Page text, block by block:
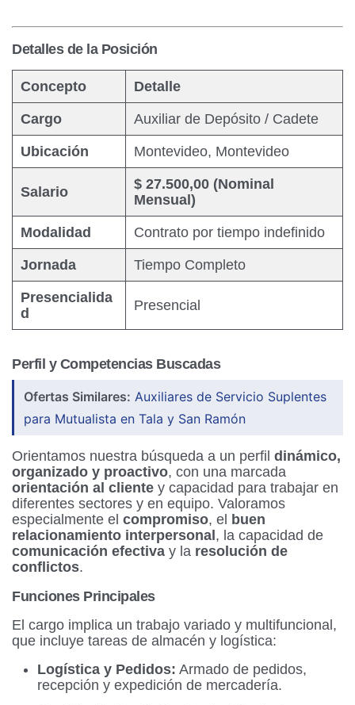
Detalles de la Posición
Concepto Detalle
Cargo Auxiliar de Depósito / Cadete
Ubicación Montevideo, Montevideo
Salario
$ 27.500,00 (Nominal
Mensual)
Modalidad Contrato por tiempo indefinido
Jornada Tiempo Completo
Presencialida
d
Presencial
Perfil y Competencias Buscadas
Ofertas Similares: Auxiliares de Servicio Suplentes
para Mutualista en Tala y San Ramón
Orientamos nuestra búsqueda a un perfil dinámico,
organizado y proactivo, con una marcada
orientación al cliente y capacidad para trabajar en
diferentes sectores y en equipo. Valoramos
especialmente el compromiso, el buen
relacionamiento interpersonal , la capacidad de
comunicación efectiva y la resolución de
conflictos.
Funciones Principales
El cargo implica un trabajo variado y multifuncional,
que incluye tareas de almacén y logística:
Logística y Pedidos: Armado de pedidos,
recepción y expedición de mercadería.